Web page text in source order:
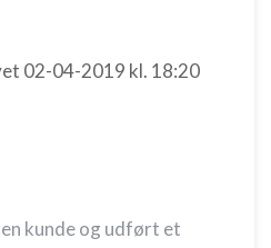
02-04-2019 kl. 18:20
kunde og udført et